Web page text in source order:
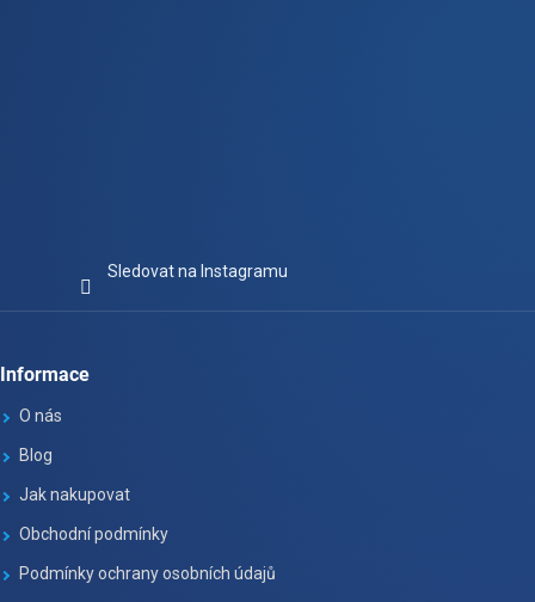
Sledovat na Instagramu
Informace
O nás
Blog
Jak nakupovat
Obchodní podmínky
Podmínky ochrany osobních údajů